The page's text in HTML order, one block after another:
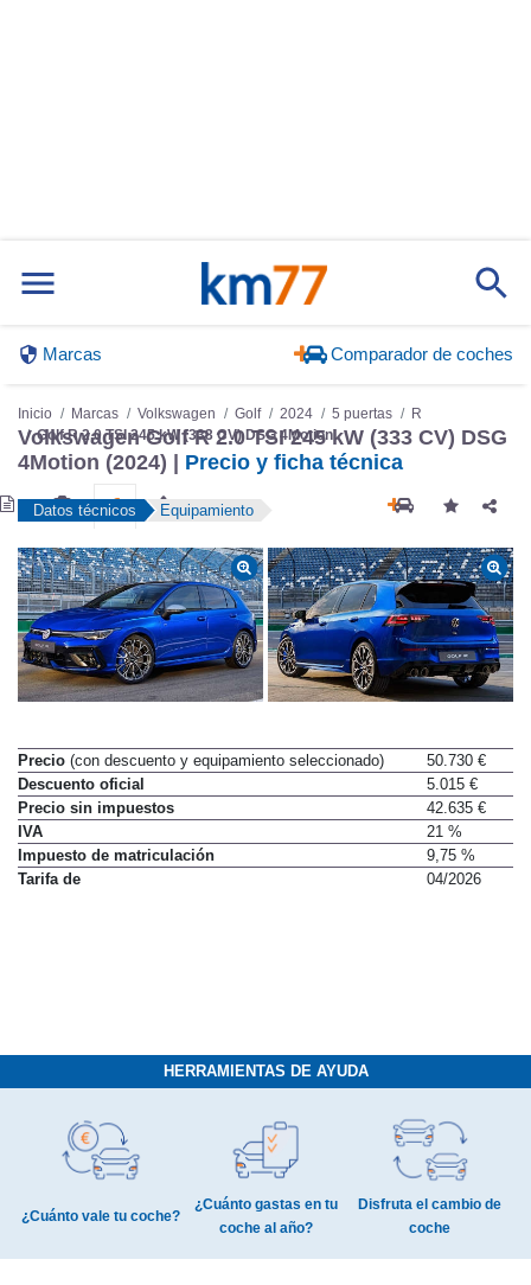
Marcas Comparador de coches
Inicio Marcas Volkswagen Golf 2024 5 puertas
R
Golf R 2.0 TSI 245 kW (333 CV) DSG 4Motion
Volkswagen Golf R 2.0 TSI 245 kW (333 CV) DSG
4Motion (2024) | Precio y ficha técnica
Datos técnicos Equipamiento
Precio (con descuento y equipamiento seleccionado)
50.730 €
Descuento oficial
5.015 €
Precio sin impuestos
42.635 €
IVA
21 %
Impuesto de matriculación
9,75 %
Tarifa de
04/2026
HERRAMIENTAS DE AYUDA
¿Cuánto vale tu coche?
¿Cuánto gastas en tu
coche al año?
Disfruta el cambio de
coche